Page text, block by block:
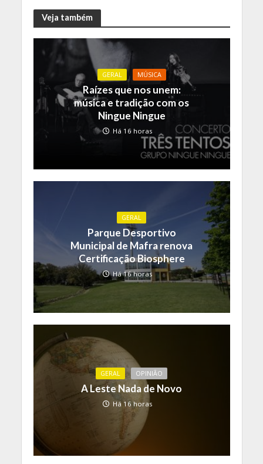
Veja também
GERAL MÚSICA
Raízes que nos unem:
música e tradição com os
Ningue Ningue
Há 16 horas
GERAL
Parque Desportivo
Municipal de Mafra renova
Certificação Biosphere
Há 16 horas
GERAL OPINIÃO
A Leste Nada de Novo
Há 16 horas